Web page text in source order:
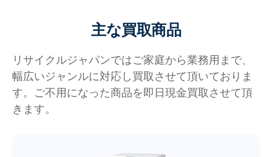
主な買取商品
リサイクルジャパンではご家庭から業務用まで、
幅広いジャンルに対応し買取させて頂いておりま
す。ご不用になった商品を即日現金買取させて頂
きます。